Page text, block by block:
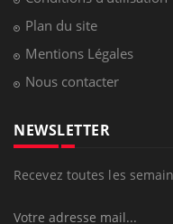
Plan du site
Mentions Légales
Nous contacter
NEWSLETTER
Recevez toutes les